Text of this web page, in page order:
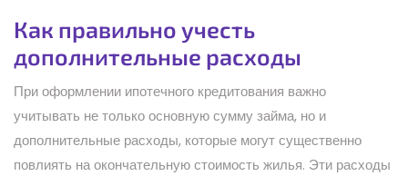
Как правильно учесть
дополнительные расходы
При оформлении ипотечного кредитования важно
учитывать не только основную сумму займа, но и
дополнительные расходы, которые могут существенно
повлиять на окончательную стоимость жилья. Эти расходы